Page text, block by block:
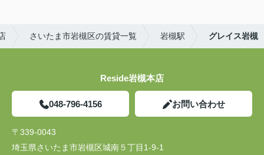
さいたま市岩槻区の賃貸一覧 岩槻駅 グレイス岩槻
Reside岩槻本店
048-796-4156 お問い合わせ
〒339-0043
埼玉県さいたま市岩槻区城南５丁目1-9-1